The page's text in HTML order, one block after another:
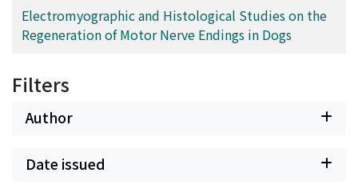
Electromyographic and Histological Studies on the
Regeneration of Motor Nerve Endings in Dogs
Filters
Author
Date issued